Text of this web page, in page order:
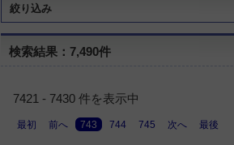
絞り込み
検索結果：7,490件
7421 - 7430 件を表示中
最初 前へ 743 744 745 次へ 最後